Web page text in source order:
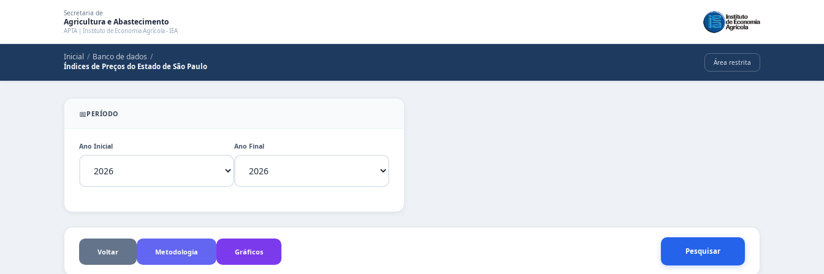
Secretaria de
Agricultura e Abastecimento
APTA | Instituto de Economia Agrícola - IEA
Inicial / Banco de dados /
Índices de Preços do Estado de São Paulo Área restrita
📅PERÍODO
Ano Inicial Ano Final
Voltar Metodologia Gráficos